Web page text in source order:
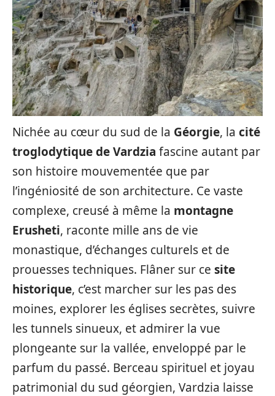
Nichée au cœur du sud de la Géorgie, la cité
troglodytique de Vardzia fascine autant par
son histoire mouvementée que par
l’ingéniosité de son architecture. Ce vaste
complexe, creusé à même la montagne
Erusheti, raconte mille ans de vie
monastique, d’échanges culturels et de
prouesses techniques. Flâner sur ce site
historique, c’est marcher sur les pas des
moines, explorer les églises secrètes, suivre
les tunnels sinueux, et admirer la vue
plongeante sur la vallée, enveloppé par le
parfum du passé. Berceau spirituel et joyau
patrimonial du sud géorgien, Vardzia laisse